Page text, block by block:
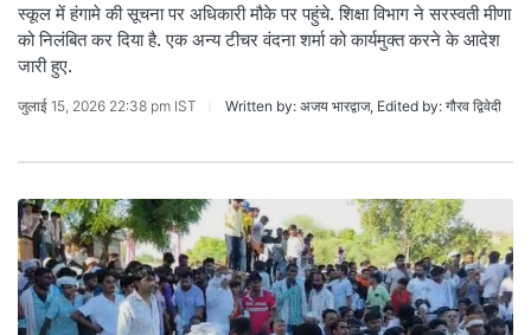
स्कूल में हंगामे की सूचना पर अधिकारी मौके पर पहुंचे. शिक्षा विभाग ने सरस्वती मीणा
को निलंबित कर दिया है. एक अन्य टीचर वंदना शर्मा को कार्यमुक्त करने के आदेश
जारी हुए.
जुलाई 15, 2026 22:38 pm IST Written by: अजय भारद्वाज, Edited by: गौरव द्विवेदी